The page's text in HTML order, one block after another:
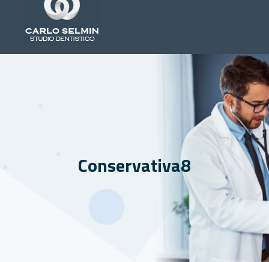
Conservativa8